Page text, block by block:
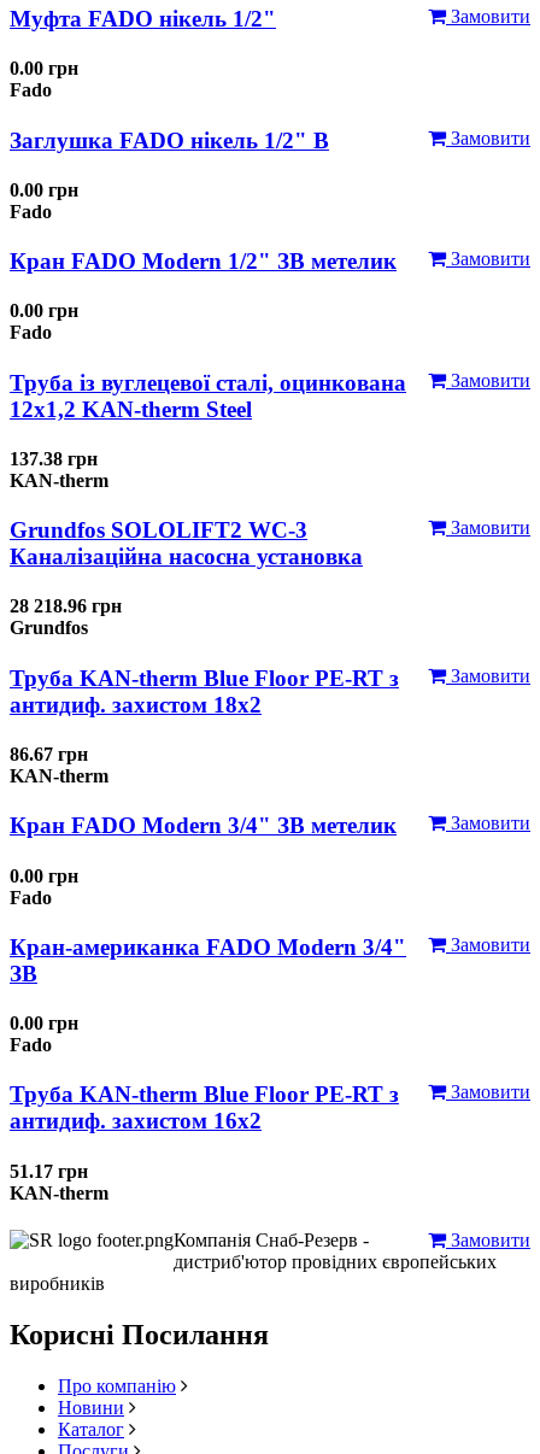
Замовити
Муфта FADO нікель 1/2"
0.00 грн
Fado
Замовити
Заглушка FADO нікель 1/2" В
0.00 грн
Fado
Замовити
Кран FADO Modern 1/2" ЗВ метелик
0.00 грн
Fado
Замовити
Труба із вуглецевої сталі, оцинкована
12x1,2 KAN-therm Steel
137.38 грн
KAN-therm
Замовити
Grundfos SOLOLIFT2 WC-3
Каналізаційна насосна установка
28 218.96 грн
Grundfos
Замовити
Труба KAN-therm Blue Floor PE-RT з
антидиф. захистом 18х2
86.67 грн
KAN-therm
Замовити
Кран FADO Modern 3/4" ЗВ метелик
0.00 грн
Fado
Замовити
Кран-американка FADO Modern 3/4"
ЗВ
0.00 грн
Fado
Замовити
Труба KAN-therm Blue Floor PE-RT з
антидиф. захистом 16х2
51.17 грн
KAN-therm
Замовити
Компанія Снаб-Резерв -
дистриб'ютор провідних європейських
виробників
Корисні Посилання
Про компанію
Новини
Каталог